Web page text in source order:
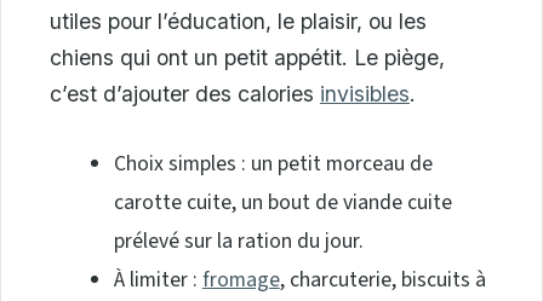
utiles pour l’éducation, le plaisir, ou les
chiens qui ont un petit appétit. Le piège,
c’est d’ajouter des calories invisibles.
Choix simples : un petit morceau de
carotte cuite, un bout de viande cuite
prélevé sur la ration du jour.
À limiter : fromage, charcuterie, biscuits à